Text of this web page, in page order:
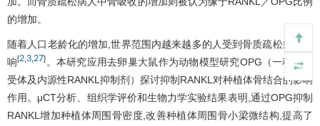
的增加。
随着人口老龄化的增加,世界范围内越来越多的人受到骨质疏松症的影
响[2,3,27] 。本研究应用去卵巢大鼠作为动物模型研究OPG（一种诱饵
受体及内源性RANKL抑制剂）探讨抑制RANKL对种植体骨结合的影响
作用。μCT分析、组织学评价和生物力学实验结果表明,通过OPG抑制
RANKL增加种植体周围骨密度,改善种植体周围骨小梁微结构,提高了